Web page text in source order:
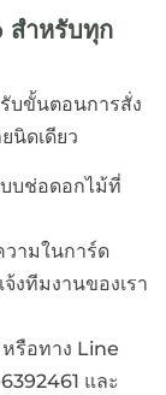
สำหรับทุก
บขั้นตอนการสั่ง
นิดเดียว
บช่อดอกไม้ที่
วามในการ์ด
งทีมงานของเรา
รือทาง Line
และ